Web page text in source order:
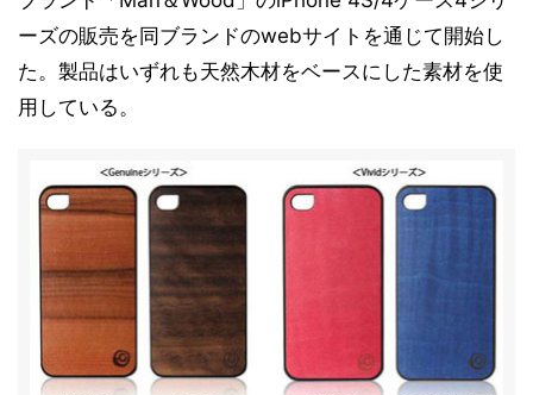
ーズの販売を同ブランドのwebサイトを通じて開始し
た。製品はいずれも天然木材をベースにした素材を使
用している。